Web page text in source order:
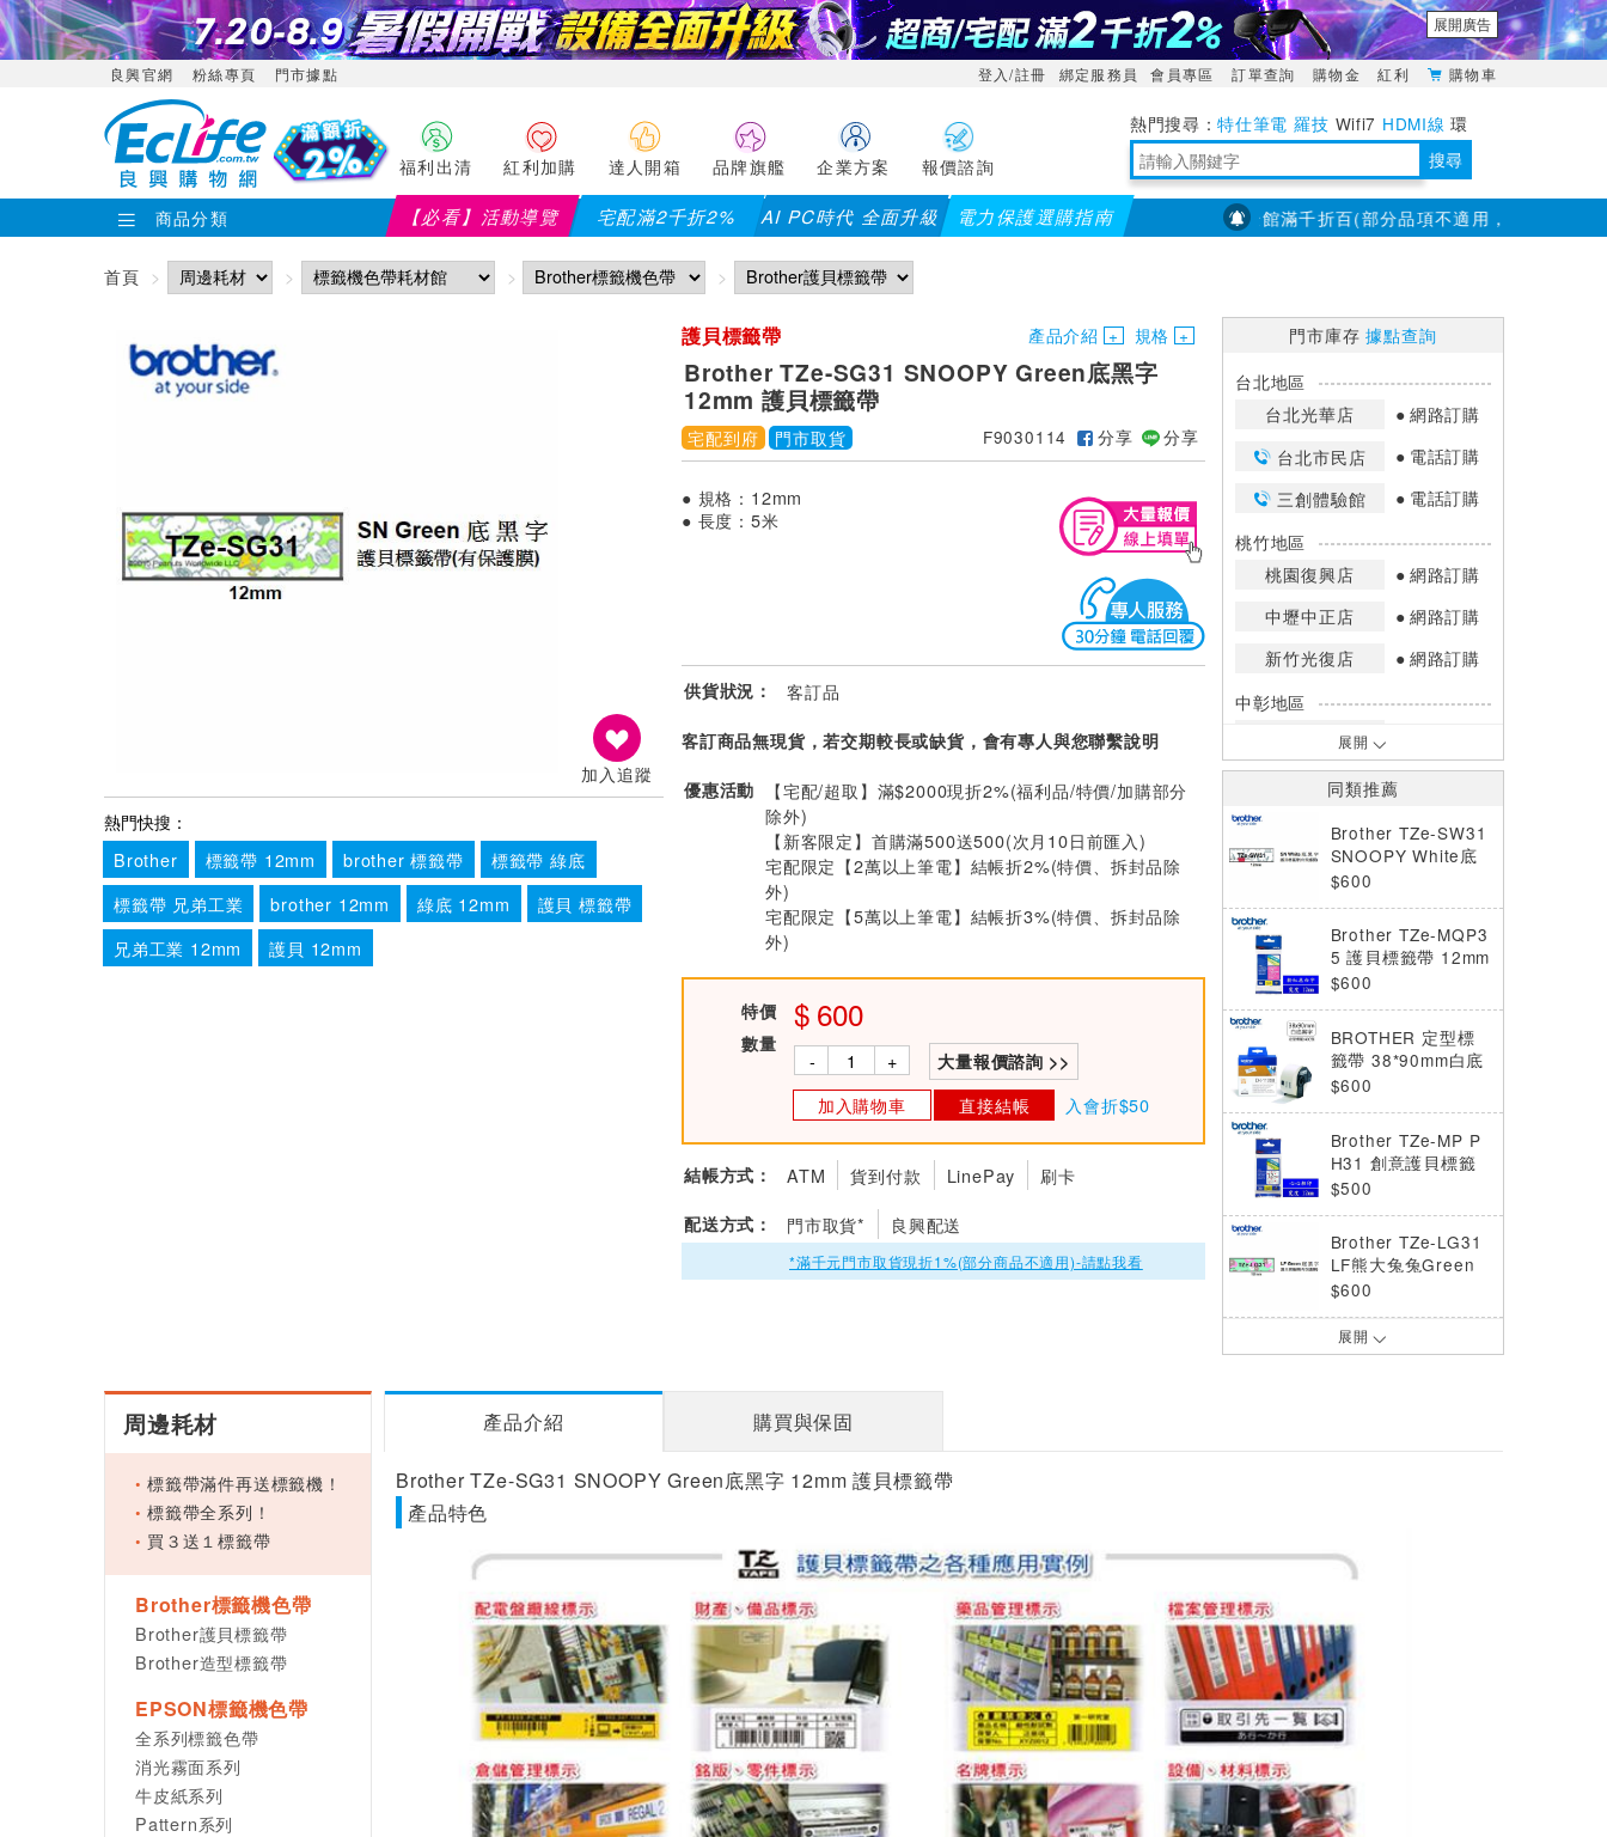
展開廣告
良興官網 粉絲專頁 門市據點 登入/註冊 綁定服務員 會員專區 訂單查詢 購物金 紅利 購物車
福利出清 紅利加購 達人開箱 品牌旗艦 企業方案 報價諮詢
特仕筆電 羅技 Wifi7 HDMI線 環
境量測 明緯POWER 搜尋
商品分類 【必看】活動導覽 宅配滿2千折2% AI PC時代 全面升級 電力保護選購指南【PX大通】全館滿千折百(部分品項不適用，滿2千折200...)
首頁
加入追蹤
熱門快搜：
Brother
標籤帶 12mm brother 標籤帶
標籤帶 綠底
標籤帶 兄弟工業
brother 12mm 綠底 12mm
護貝 標籤帶
兄弟工業 12mm
護貝 12mm
護貝標籤帶 產品介紹 規格
Brother TZe-SG31 SNOOPY Green底黑字
12mm 護貝標籤帶
宅配到府 門市取貨 F9030114 分享 分享
● 規格：12mm
● 長度：5米
供貨狀況： 客訂品
客訂商品無現貨，若交期較長或缺貨，會有專人與您聯繫說明
優惠活動
【宅配/超取】滿$2000現折2%(福利品/特價/加購部分
除外)
【新客限定】首購滿500送500(次月10日前匯入)
宅配限定【2萬以上筆電】結帳折2%(特價、拆封品除
外)
宅配限定【5萬以上筆電】結帳折3%(特價、拆封品除
外)
特價 600
數量
- + 大量報價諮詢 >>
加入購物車 直接結帳 入會折$50
結帳方式： ATM 貨到付款 LinePay 刷卡
配送方式： 門市取貨* 良興配送
*滿千元門市取貨現折1%(部分商品不適用)-請點我看
門市庫存據點查詢
台北地區
台北光華店
網路訂購
台北市民店
電話訂購
三創體驗館
電話訂購
桃竹地區
桃園復興店
網路訂購
中壢中正店
網路訂購
新竹光復店
網路訂購
中彰地區
台中英才店
嘉南地區
高雄鳳山店
網路訂購
(1~2)、現貨充足(3以上)。
*門市庫存以店內實際數量為準，可使
用專人服務或撥打門市電話洽詢。
展開
同類推薦
Brother TZe-SW31
SNOOPY White底
黑字 12mm 護貝標
$600
Brother TZe-MQP3
5 護貝標籤帶 12mm
粉紅底白字
$600
BROTHER 定型標
籤帶 38*90mm白底
黑字 DK-11208
$600
Brother TZe-MP P
H31 創意護貝標籤
帶 12mm 心心相印
$500
Brother TZe-LG31
LF熊大兔兔Green
底黑字 12mm 護貝
$600
BROTHER 絲質緞
BROTHER 絲質緞
BROTHER 連續標
籤帶 54mm 白底黑
BROTHER 護貝標
籤帶 24mm 黑底金
字 TZ-354
$800
EPSON LK-4GKK
標籤帶(緞帶系列)12
mm
$479
展開
周邊耗材
標籤帶滿件再送標籤機！
標籤帶全系列！
買３送１標籤帶
Brother標籤機色帶
Brother護貝標籤帶
Brother造型標籤帶
EPSON標籤機色帶
全系列標籤色帶
消光霧面系列
牛皮紙系列
Pattern系列
產品介紹 購買與保固
Brother TZe-SG31 SNOOPY Green底黑字 12mm 護貝標籤帶
產品特色